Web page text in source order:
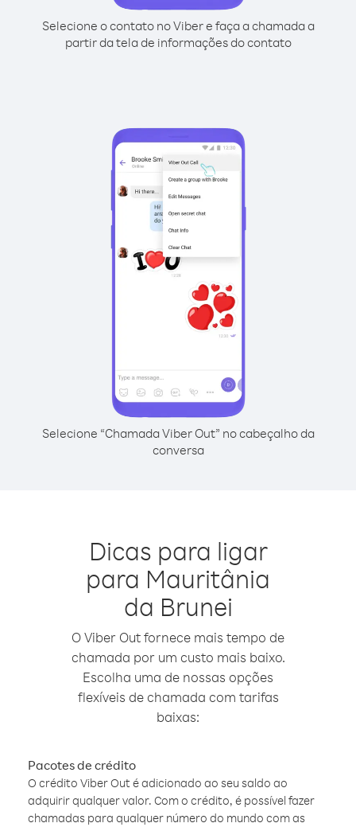
Selecione o contato no Viber e faça a chamada a
partir da tela de informações do contato
Selecione “Chamada Viber Out” no cabeçalho da
conversa
Dicas para ligar
para Mauritânia
da Brunei
O Viber Out fornece mais tempo de
chamada por um custo mais baixo.
Escolha uma de nossas opções
flexíveis de chamada com tarifas
baixas:
Pacotes de crédito
O crédito Viber Out é adicionado ao seu saldo ao
adquirir qualquer valor. Com o crédito, é possível fazer
chamadas para qualquer número do mundo com as